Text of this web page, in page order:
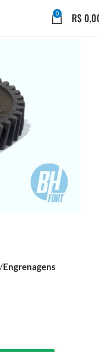
0 R$
Engrenagens